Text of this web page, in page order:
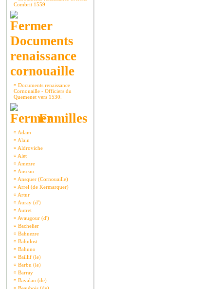
Combrit 1559
Documents
renaissance
cornouaille
¤ Documents renaissance
Cornouaille - Officiers du
Quemenet vers 1530.
Familles
¤ Adam
¤ Alain
¤ Aldroviche
¤ Alet
¤ Amezre
¤ Anseau
¤ Ansquer (Cornouaille)
¤ Arrel (de Kermarquer)
¤ Artur
¤ Auray (d')
¤ Autret
¤ Avaugour (d')
¤ Bachelier
¤ Bahuezre
¤ Bahulost
¤ Bahuno
¤ Baillif (le)
¤ Barbu (le)
¤ Barray
¤ Bavalan (de)